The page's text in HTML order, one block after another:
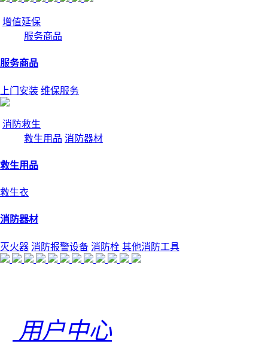
增值延保
服务商品
服务商品
上门安装 维保服务
消防救生
救生用品 消防器材
救生用品
救生衣
消防器材
灭火器 消防报警设备 消防栓 其他消防工具
用户中心